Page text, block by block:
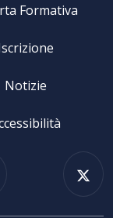
Formativa
Notizie